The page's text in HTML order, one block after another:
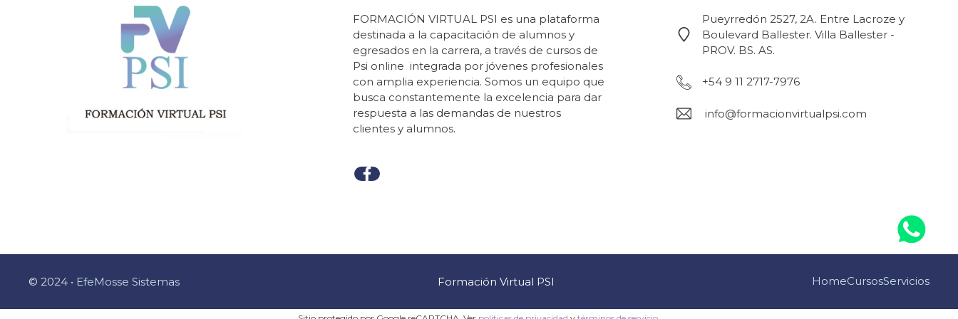
FORMACIÓN VIRTUAL PSI es una plataforma
destinada a la capacitación de alumnos y
egresados en la carrera, a través de cursos de
Psi online integrada por jóvenes profesionales
con amplia experiencia. Somos un equipo que
busca constantemente la excelencia para dar
respuesta a las demandas de nuestros
clientes y alumnos.
Pueyrredón 2527, 2A. Entre Lacroze y
Boulevard Ballester. Villa Ballester -
PROV. BS. AS.
+54 9 11 2717-7976
info@formacionvirtualpsi.com
© 2024 • EfeMosse Sistemas Formación Virtual PSI HomeCursosServicios